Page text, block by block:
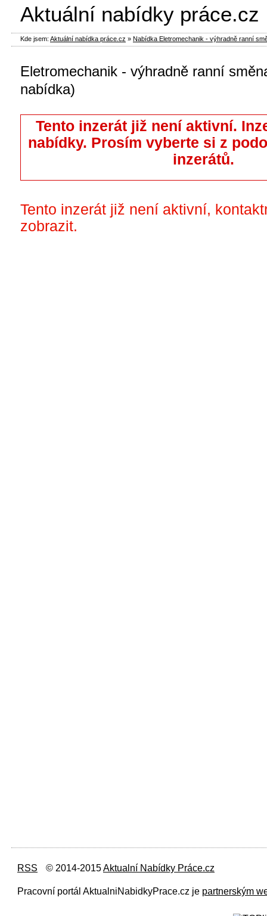
Eletromechanik - výhradně ranní
nabídka)
Tento inzerát již není aktivní.
nabídky. Prosím vyberte si z
inzerátů.
Tento inzerát již není aktivní,
zobrazit.
Aktuální nabídky práce.cz
RSS © 2014-2015Aktualní Nabídky Práce.cz
Pracovní portál AktualniNabidkyPrace.cz je partnerským
Kde jsem: Aktuální nabídka práce.cz » Nabídka Eletromechanik - výhradně ranní